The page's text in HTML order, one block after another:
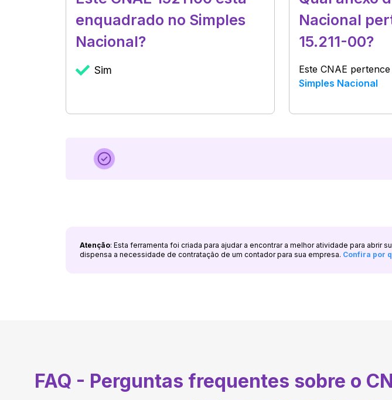
enquadrado no Simples
Nacional?
Sim
Nacional
15.211-00?
Este CNAE
Simples Nacional
Atenção: Esta ferramenta foi criada para ajudar a encontrar a melhor atividade para
dispensa a necessidade de contratação de um contador para sua empresa. Confira por
FAQ - Perguntas frequentes sobre o